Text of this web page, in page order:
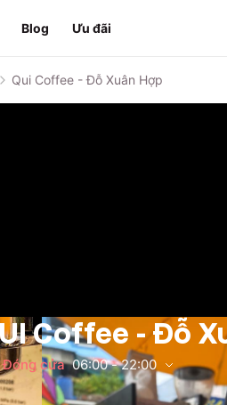
chính
Blog Ưu đãi
Qui Coffee - Đỗ Xuân Hợp
Coffee - Đỗ
Đóng cửa 06:00- 22:00